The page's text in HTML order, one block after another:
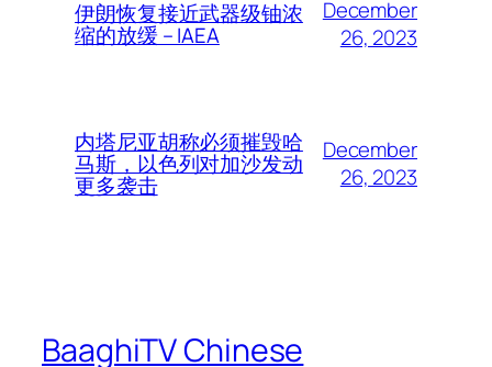
伊朗恢复接近武器级铀浓
缩的放缓 – IAEA
December
26, 2023
内塔尼亚胡称必须摧毁哈
马斯，以色列对加沙发动
更多袭击
December
26, 2023
BaaghiTV Chinese